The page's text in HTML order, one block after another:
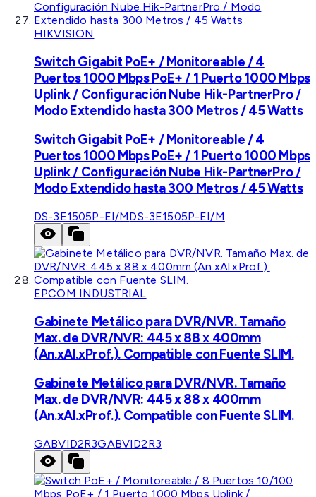
HIKVISION
Switch Gigabit PoE+ / Monitoreable / 4
Puertos 1000 Mbps PoE+ / 1 Puerto 1000 Mbps
Uplink / Configuración Nube Hik-PartnerPro /
Modo Extendido hasta 300 Metros / 45 Watts
Switch Gigabit PoE+ / Monitoreable / 4
Puertos 1000 Mbps PoE+ / 1 Puerto 1000 Mbps
Uplink / Configuración Nube Hik-PartnerPro /
Modo Extendido hasta 300 Metros / 45 Watts
DS-3E1505P-EI/MDS-3E1505P-EI/M
EPCOM INDUSTRIAL
Gabinete Metálico para DVR/NVR. Tamaño
Max. de DVR/NVR: 445 x 88 x 400mm
(An.xAl.xProf.). Compatible con Fuente SLIM.
Gabinete Metálico para DVR/NVR. Tamaño
Max. de DVR/NVR: 445 x 88 x 400mm
(An.xAl.xProf.). Compatible con Fuente SLIM.
GABVID2R3GABVID2R3